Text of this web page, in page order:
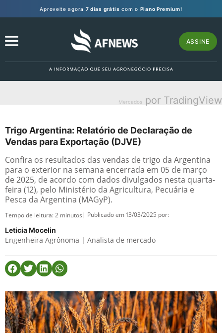
Aproveite agora 7 dias grátis com o Plano Premium!
ASSINE
Mercados por TradingView
Trigo Argentina: Relatório de Declaração de
Vendas para Exportação (DJVE)
Confira os resultados das vendas de trigo da Argentina
para o exterior na semana encerrada em 05 de março
de 2025, de acordo com dados divulgados nesta quarta-
feira (12), pelo Ministério da Agricultura, Pecuária e
Pesca da Argentina (MAGyP).
Tempo de leitura:2 minutos | Publicado em 13/03/2025 por:
Leticia Mocelin
Engenheira Agrônoma | Analista de mercado